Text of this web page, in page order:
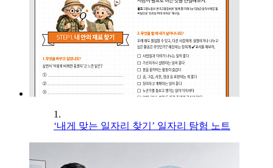
1.
‘내게 맞는 일자리 찾기’ 일자리 탐험 노트